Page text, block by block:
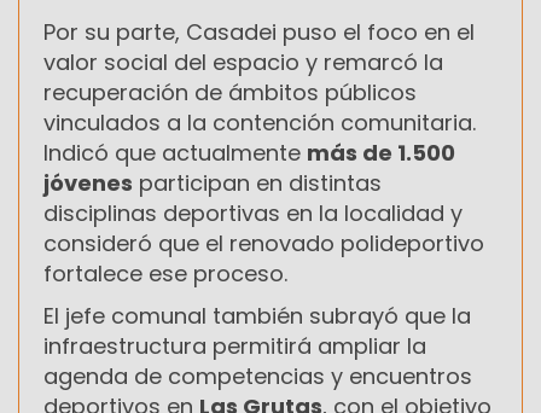
Por su parte, Casadei puso el foco en el
valor social del espacio y remarcó la
recuperación de ámbitos públicos
vinculados a la contención comunitaria.
Indicó que actualmente más de 1.500
jóvenes participan en distintas
disciplinas deportivas en la localidad y
consideró que el renovado polideportivo
fortalece ese proceso.
El jefe comunal también subrayó que la
infraestructura permitirá ampliar la
agenda de competencias y encuentros
deportivos en Las Grutas, con el objetivo